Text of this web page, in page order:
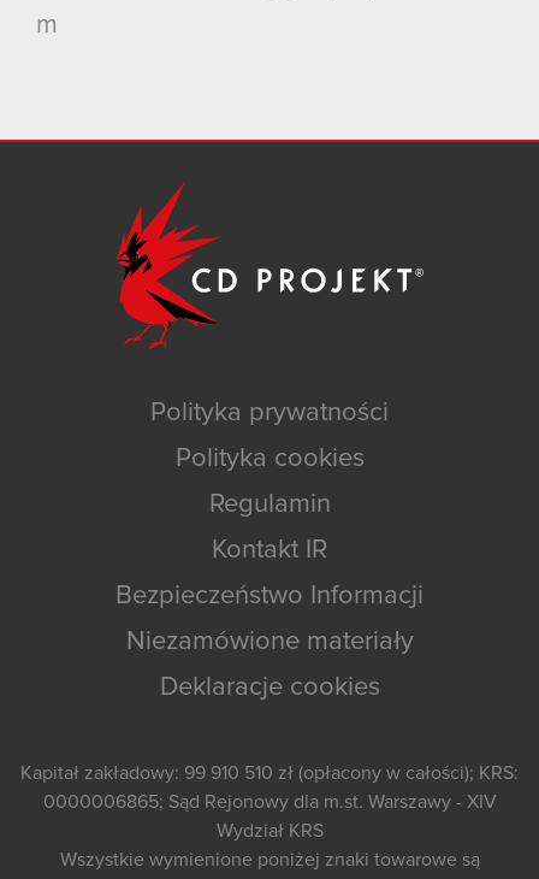
m
Polityka prywatności
Polityka cookies
Regulamin
Kontakt IR
Bezpieczeństwo Informacji
Niezamówione materiały
Deklaracje cookies
Kapitał zakładowy: 99 910 510 zł (opłacony w całości); KRS:
0000006865; Sąd Rejonowy dla m.st. Warszawy - XIV
Wydział KRS
Wszystkie wymienione poniżej znaki towarowe są